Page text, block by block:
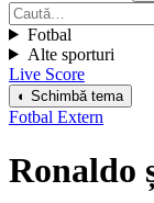
Fotbal
Alte sporturi
Live Score
◐ Schimbă tema
Fotbal Extern
Ronaldo